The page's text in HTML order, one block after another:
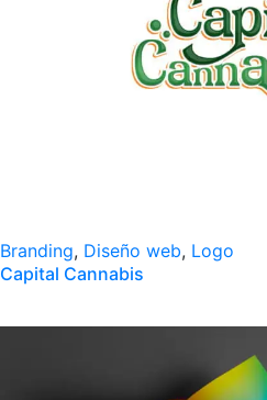
Branding, Diseño web, Logo
Capital Cannabis